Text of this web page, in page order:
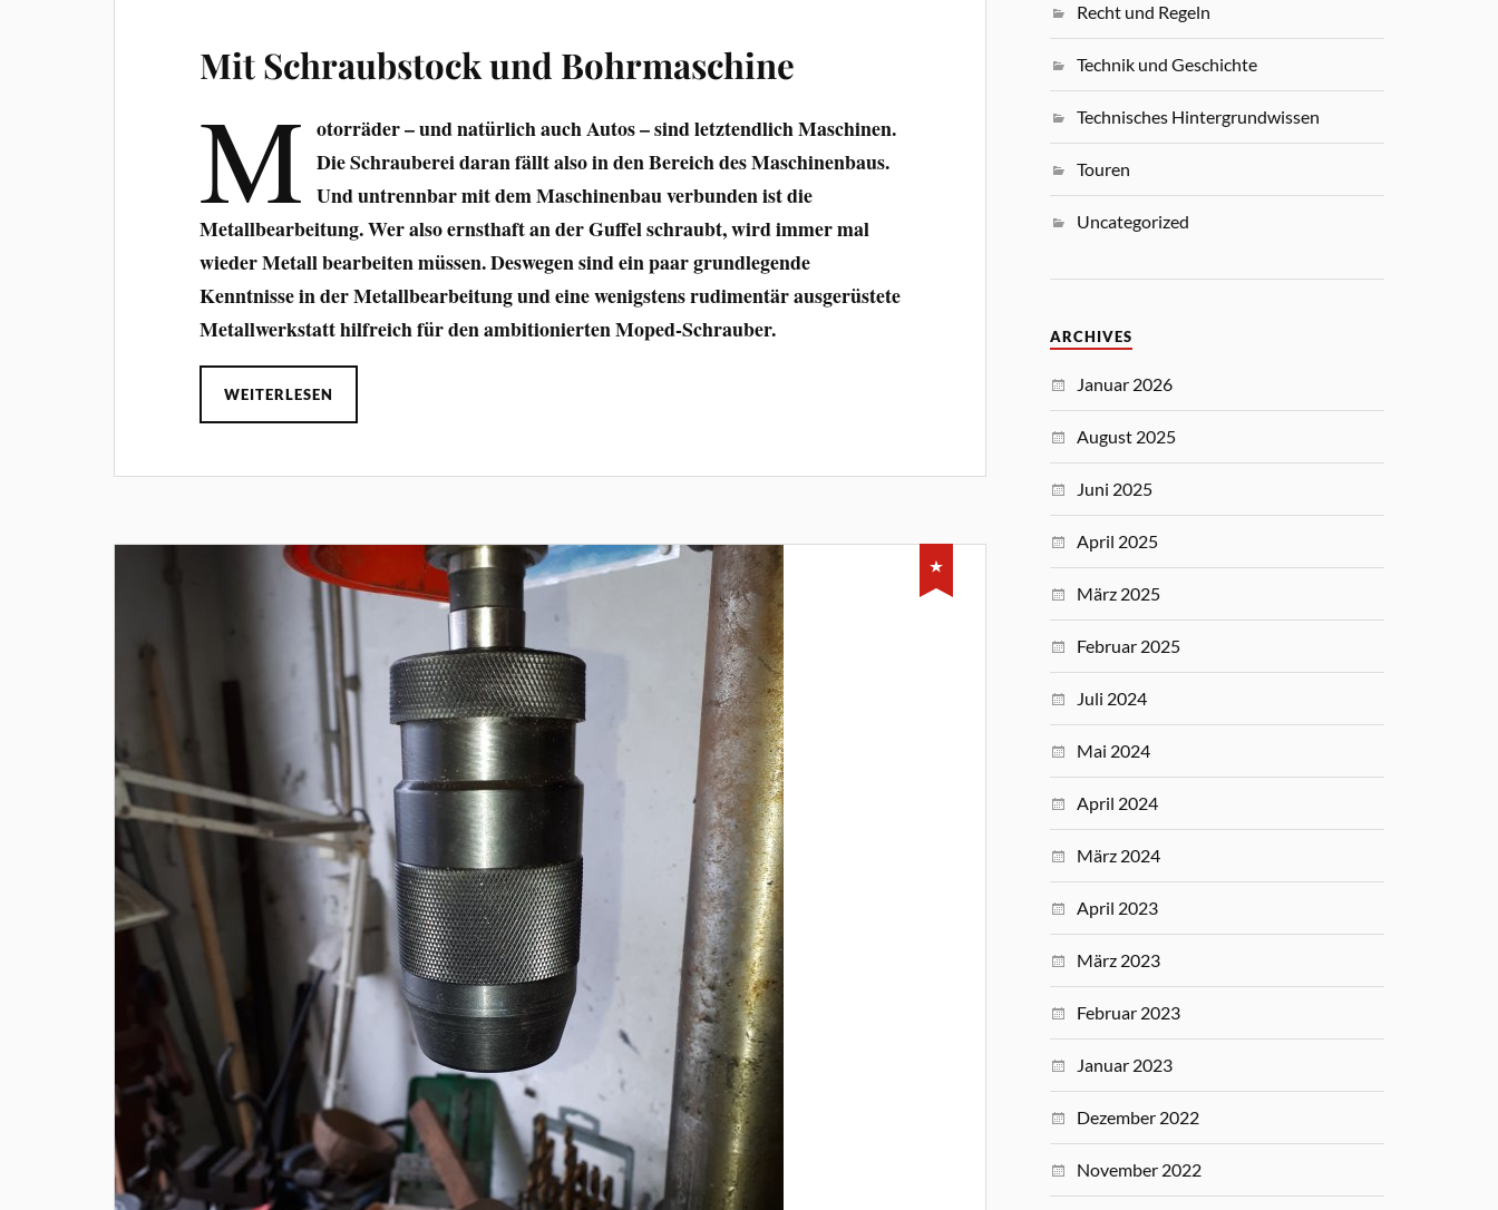
Mit Schraubstock und Bohrmaschine
M otorräder – und natürlich auch Autos – sind letztendlich Maschinen.
Die Schrauberei daran fällt also in den Bereich des Maschinenbaus.
Und untrennbar mit dem Maschinenbau verbunden ist die
Metallbearbeitung. Wer also ernsthaft an der Guffel schraubt, wird immer mal
wieder Metall bearbeiten müssen. Deswegen sind ein paar grundlegende
Kenntnisse in der Metallbearbeitung und eine wenigstens rudimentär ausgerüstete
Metallwerkstatt hilfreich für den ambitionierten Moped-Schrauber.
WEITERLESEN
Recht und Regeln
Technik und Geschichte
Technisches Hintergrundwissen
Touren
Uncategorized
ARCHIVES
Januar 2026
August 2025
Juni 2025
April 2025
März 2025
Februar 2025
Juli 2024
Mai 2024
April 2024
März 2024
April 2023
März 2023
Februar 2023
Januar 2023
Dezember 2022
November 2022